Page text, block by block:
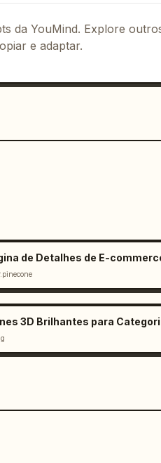
da YouMind. Explore
e adaptar.
3D Brilhantes para